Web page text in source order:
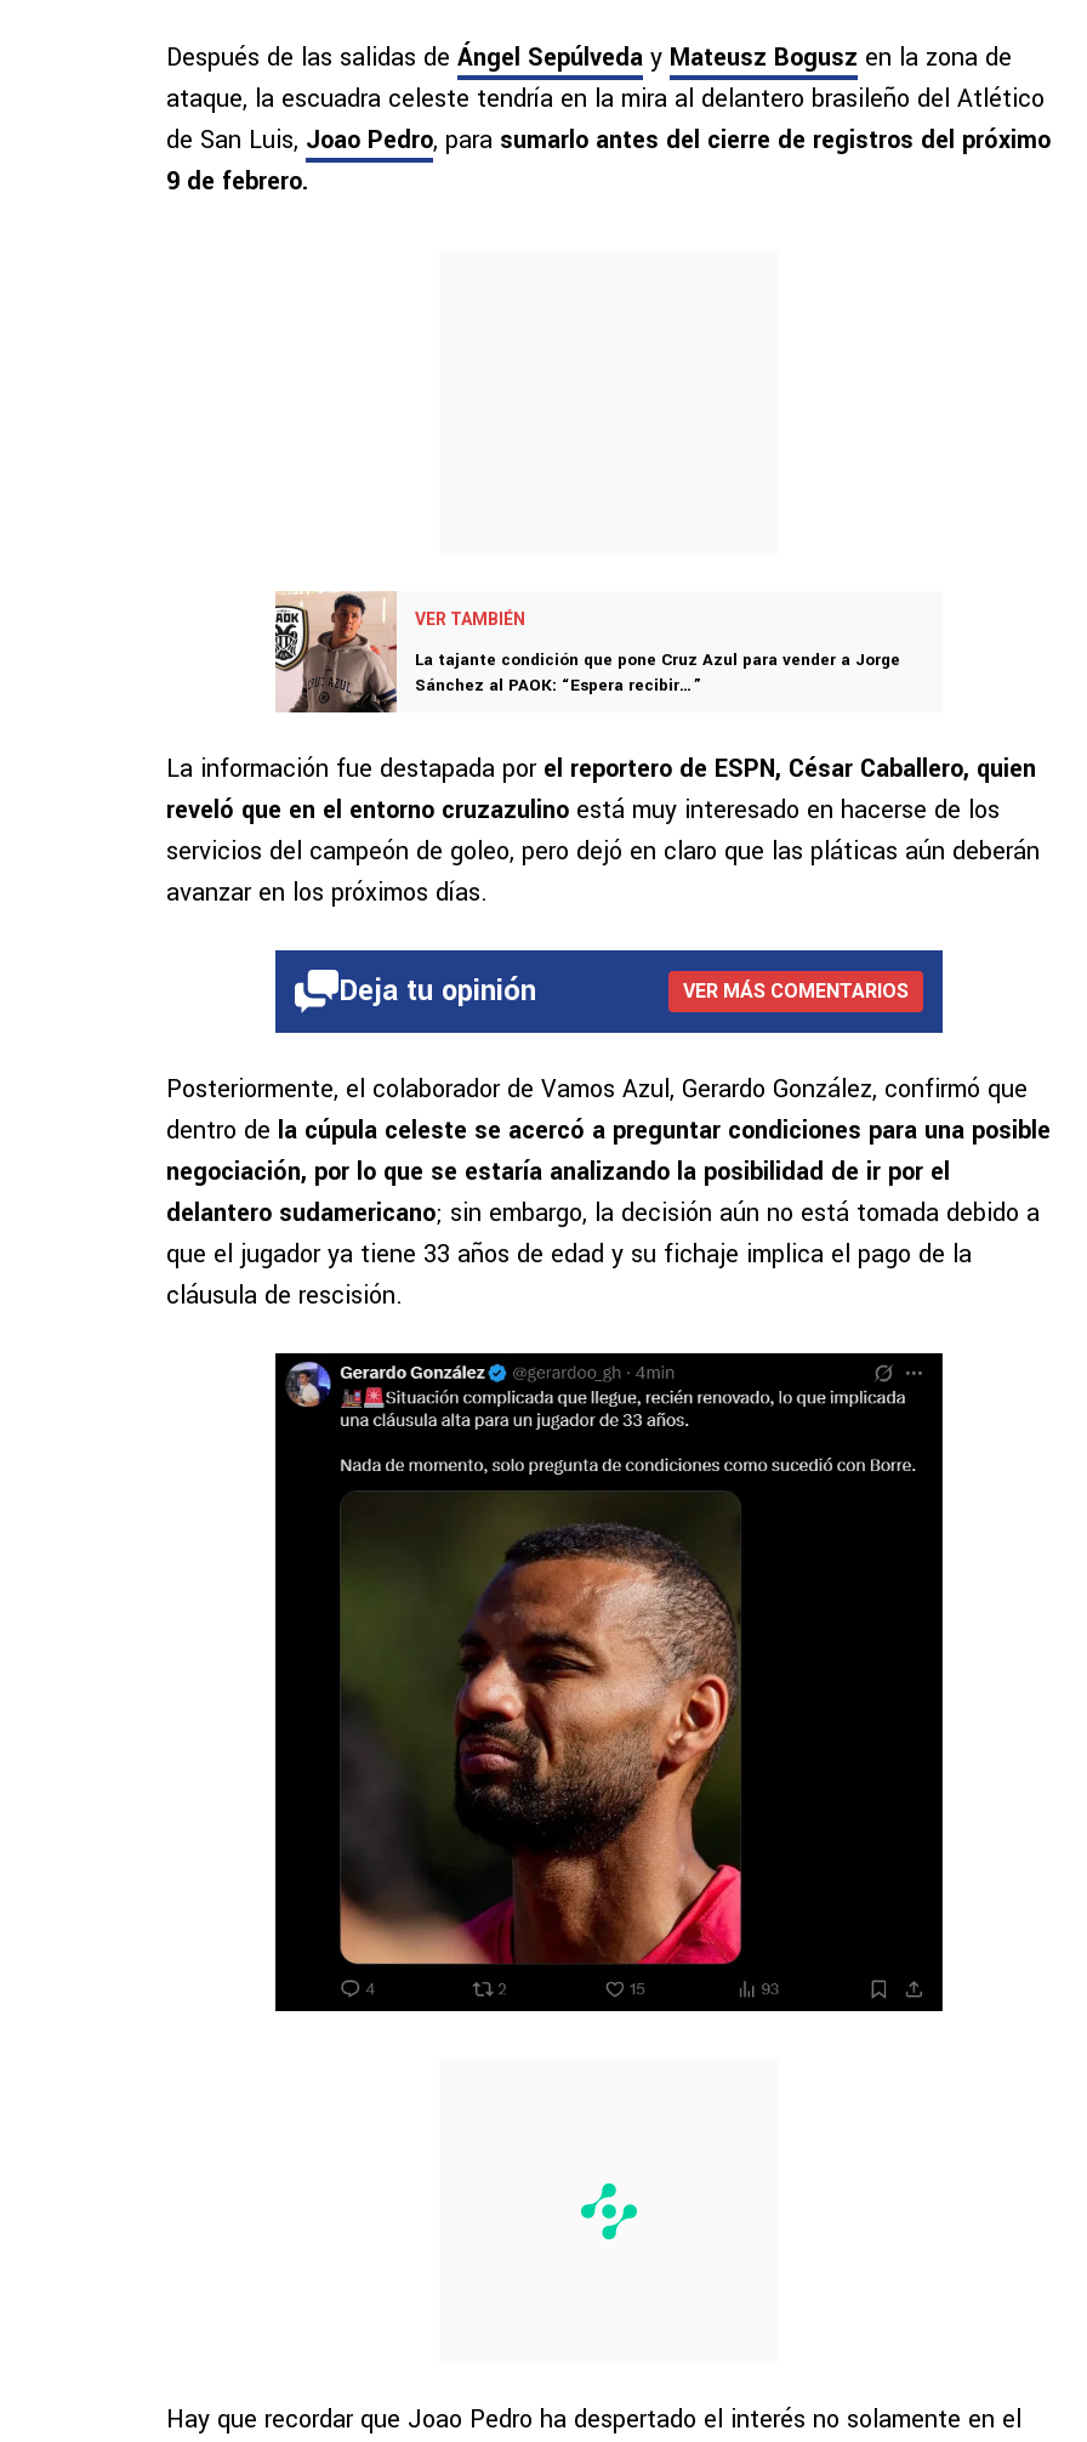
Después de las salidas de Ángel Sepúlveda y Mateusz Bogusz en la zona de
ataque, la escuadra celeste tendría en la mira al delantero brasileño del Atlético
de San Luis, Joao Pedro, para sumarlo antes del cierre de registros del próximo
9 de febrero.
VER TAMBIÉN
La tajante condición que pone Cruz Azul para vender a Jorge
Sánchez al PAOK: “Espera recibir…”
La información fue destapada por el reportero de ESPN, César Caballero, quien
reveló que en el entorno cruzazulino está muy interesado en hacerse de los
servicios del campeón de goleo, pero dejó en claro que las pláticas aún deberán
avanzar en los próximos días.
Deja tu opinión VER MÁS COMENTARIOS
Posteriormente, el colaborador de Vamos Azul, Gerardo González, confirmó que
dentro de la cúpula celeste se acercó a preguntar condiciones para una posible
negociación, por lo que se estaría analizando la posibilidad de ir por el
delantero sudamericano; sin embargo, la decisión aún no está tomada debido a
que el jugador ya tiene 33 años de edad y su fichaje implica el pago de la
cláusula de rescisión.
Hay que recordar que Joao Pedro ha despertado el interés no solamente en el